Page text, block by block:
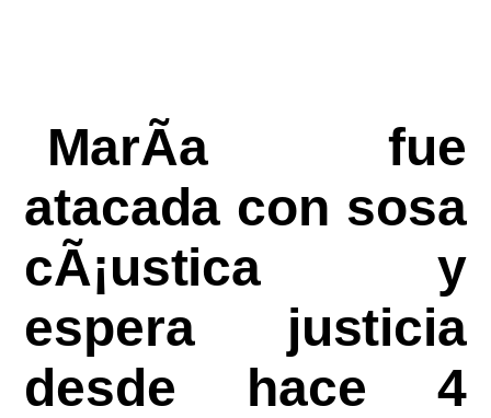
MarÃ­a fue
atacada con sosa
cÃ¡ustica y
espera justicia
desde hace 4